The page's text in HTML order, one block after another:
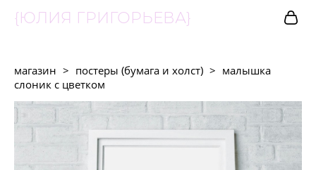
{ЮЛИЯ ГРИГОРЬЕВА}
магазин > постеры (бумага и холст) > малышка
слоник с цветком